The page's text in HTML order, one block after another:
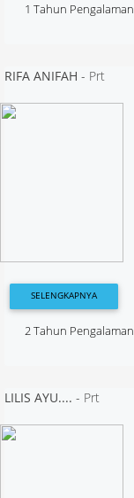
1 Tahun Pengalaman
RIFA ANIFAH - Prt
SELENGKAPNYA
2 Tahun Pengalaman
LILIS AYU.... - Prt